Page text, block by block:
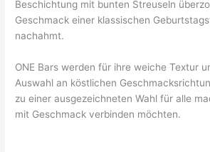
Beschichtung mit bunten Streuseln
Geschmack einer klassischen
nachahmt.
ONE Bars werden für ihre weiche Textur
Auswahl an köstlichen
zu einer ausgezeichneten Wahl für alle
mit Geschmack verbinden möchten.